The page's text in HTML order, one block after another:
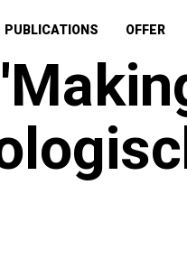
PUBLICATIONS OFFER